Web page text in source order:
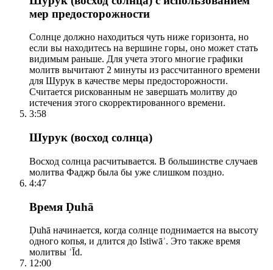
мер предосторожности
Солнце должно находиться чуть ниже горизонта, но
если вы находитесь на вершине горы, оно может стать
видимым раньше. Для учета этого многие графики
молитв вычитают 2 минуты из рассчитанного времени
для Шурук в качестве меры предосторожности.
Считается рискованным не завершать молитву до
истечения этого скорректированного времени.
3:58
Шурук (восход солнца)
Восход солнца расчитывается. В большинстве случаев
молитва Фаджр была бы уже слишком поздно.
4:47
Время Ḍuhā
Ḍuhā начинается, когда солнце поднимается на высоту
одного копья, и длится до Istiwāʾ. Это также время
молитвы ʿĪd.
12:00